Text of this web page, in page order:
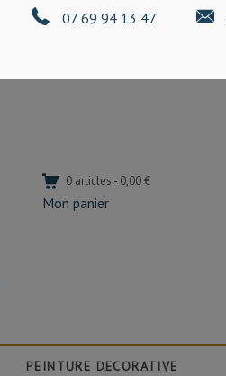
07 69 94 13 47
0 articles - 0,00 €
Mon panier
PEINTURE DECORATIVE